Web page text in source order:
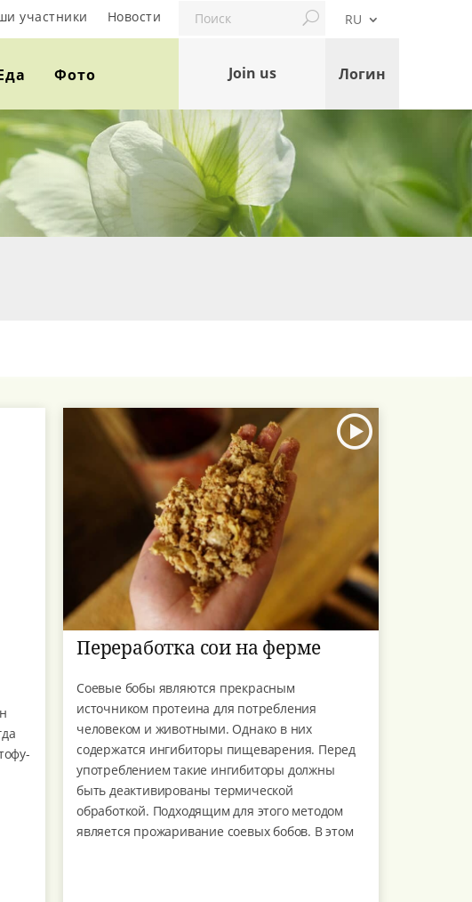
участники Новости Search
RU
Фото Join us Логин
Переработка сои на ферме
Соевые бобы являются прекрасным
источником протеина для потребления
человеком и животными. Однако в них
содержатся ингибиторы пищеварения. Перед
употреблением такие ингибиторы должны
быть деактивированы термической
обработкой. Подходящим для этого методом
является прожаривание соевых бобов. В этом